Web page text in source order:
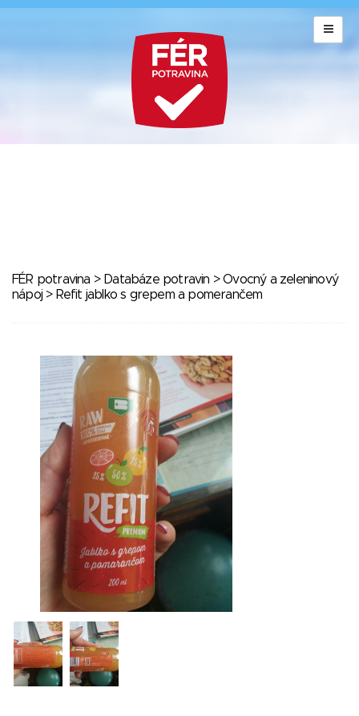
FÉR potravina > Databáze potravin >Ovocný a zeleninový
nápoj > Refit jablko s grepem a pomerančem